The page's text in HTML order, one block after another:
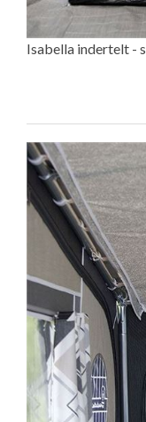
Isabella indertelt -